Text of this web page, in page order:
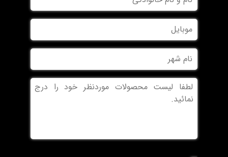
و
نام
خانوادگی
موبایل
نام
شهر
بدون
عنوان